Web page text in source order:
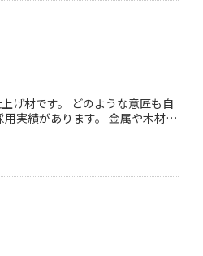
げ材です。 どのような意匠も自
実績があります。 金属や木材に
ので、様々な場所への導入が比